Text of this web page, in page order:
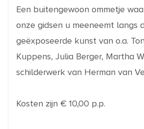
Een buitengewoon ommetje
onze gidsen u meeneemt langs
geëxposeerde kunst van o.a.
Kuppens, Julia Berger, Martha
schilderwerk van Herman van
Kosten zijn € 10,00 p.p.